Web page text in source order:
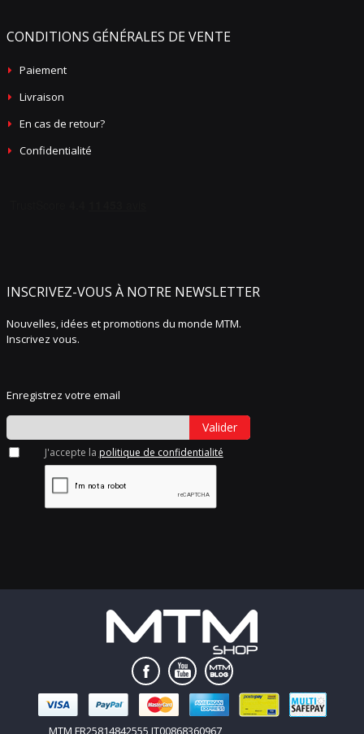
CONDITIONS GÉNÉRALES DE VENTE
Paiement
Livraison
En cas de retour?
Confidentialité
INSCRIVEZ-VOUS À NOTRE NEWSLETTER
Nouvelles, idées et promotions du monde MTM.
Inscrivez vous.
Enregistrez votre email
Valider
J'accepte la politique de confidentialité
MTM FR25814842555 IT00868360967